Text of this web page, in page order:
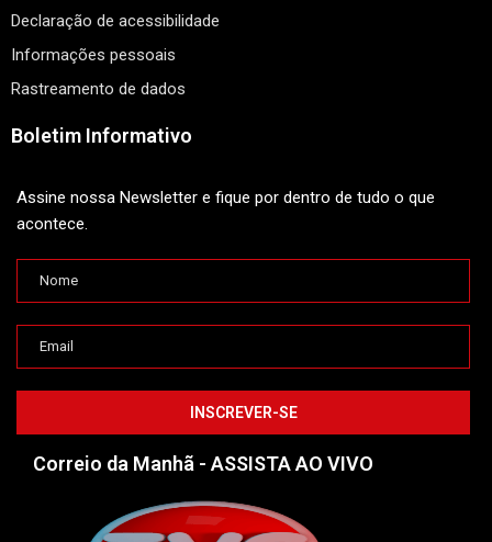
Declaração de acessibilidade
Informações pessoais
Rastreamento de dados
Boletim Informativo
Assine nossa Newsletter e fique por dentro de tudo o que
acontece.
Correio da Manhã - ASSISTA AO VIVO